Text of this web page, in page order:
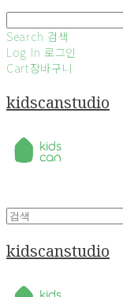
Search 검색
Log In 로그인
Cart장바구니
kidscanstudio
kidscanstudio